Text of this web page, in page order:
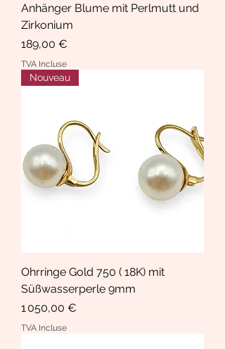
Anhänger Blume mit Perlmutt und
Zirkonium
Prix
189,00 €
TVA Incluse
Nouveau
Ohrringe Gold 750 ( 18K) mit
Süßwasserperle 9mm
Prix
1 050,00 €
TVA Incluse